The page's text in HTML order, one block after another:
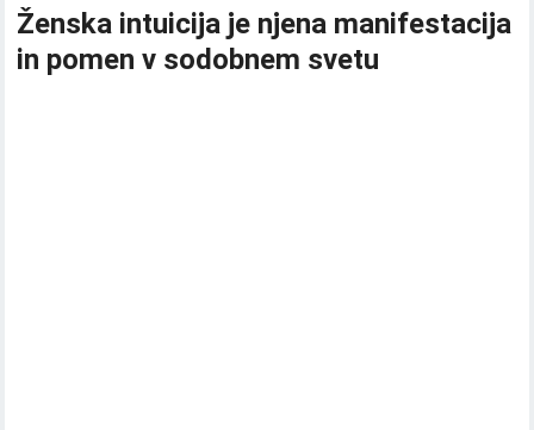
Ženska intuicija je njena manifestacija
in pomen v sodobnem svetu